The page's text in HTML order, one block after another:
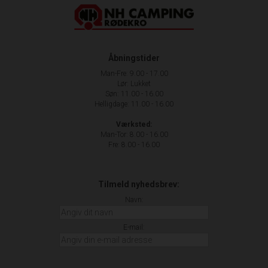
Åbningstider
Man-Fre: 9.00 - 17.00
Lør: Lukket
Søn: 11.00 - 16.00
Helligdage: 11.00 - 16.00
Værksted:
Man-Tor: 8.00 - 16.00
Fre: 8.00 - 16.00
Tilmeld nyhedsbrev:
Navn:
E-mail: